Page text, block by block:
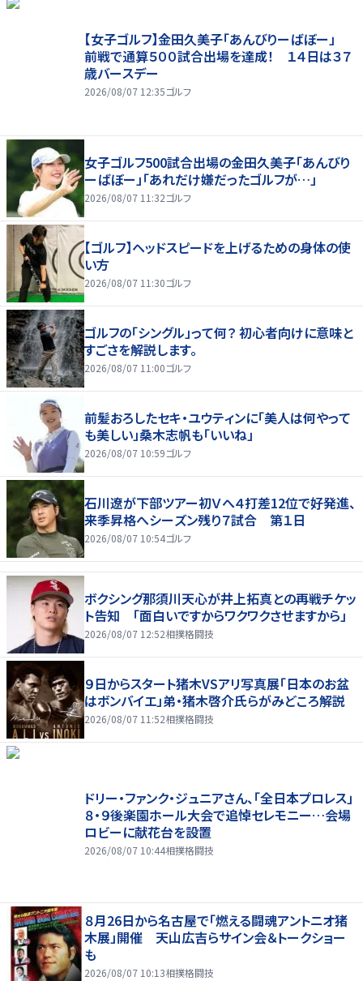
【女子ゴルフ】金田久美子「あんびりーばぼー」
前戦で通算５００試合出場を達成！ １４日は３７
歳バースデー
2026/08/07 12:35ゴルフ
女子ゴルフ500試合出場の金田久美子「あんびり
ーばぼー」「あれだけ嫌だったゴルフが…」
2026/08/07 11:32ゴルフ
【ゴルフ】ヘッドスピードを上げるための身体の使
い方
2026/08/07 11:30ゴルフ
ゴルフの「シングル」って何？ 初心者向けに意味と
すごさを解説します。
2026/08/07 11:00ゴルフ
前髪おろしたセキ・ユウティンに「美人は何やって
も美しい」桑木志帆も「いいね」
2026/08/07 10:59ゴルフ
石川遼が下部ツアー初Ｖへ４打差12位で好発進、
来季昇格へシーズン残り７試合 第１日
2026/08/07 10:54ゴルフ
ボクシング那須川天心が井上拓真との再戦チケッ
ト告知 「面白いですからワクワクさせますから」
2026/08/07 12:52相撲格闘技
９日からスタート猪木VSアリ写真展「日本のお盆
はボンバイエ」弟・猪木啓介氏らがみどころ解説
2026/08/07 11:52相撲格闘技
ドリー・ファンク・ジュニアさん、「全日本プロレス」
８・９後楽園ホール大会で追悼セレモニー…会場
ロビーに献花台を設置
2026/08/07 10:44相撲格闘技
８月26日から名古屋で「燃える闘魂アントニオ猪
木展」開催 天山広吉らサイン会＆トークショー
も
2026/08/07 10:13相撲格闘技